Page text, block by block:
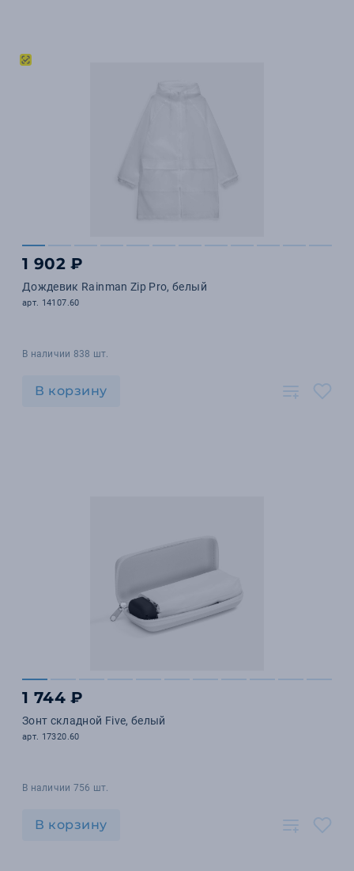
1 902 ₽
Дождевик Rainman Zip Pro, белый
арт. 14107.60
В наличии 838 шт.
В корзину
1 744 ₽
Зонт складной Five, белый
арт. 17320.60
В наличии 756 шт.
В корзину